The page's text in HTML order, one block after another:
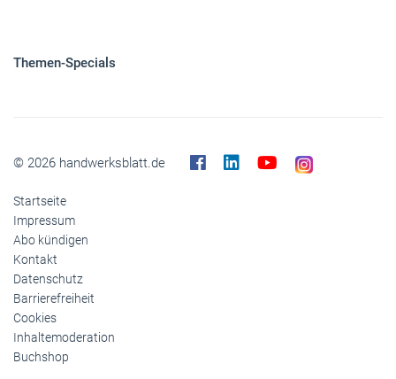
Themen-Specials
© 2026 handwerksblatt.de
Startseite
Impressum
Abo kündigen
Kontakt
Datenschutz
Barrierefreiheit
Cookies
Inhaltemoderation
Buchshop